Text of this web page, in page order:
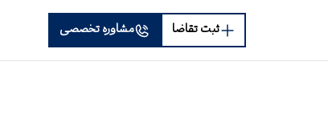
ثبت تقاضا مشاوره تخصصی